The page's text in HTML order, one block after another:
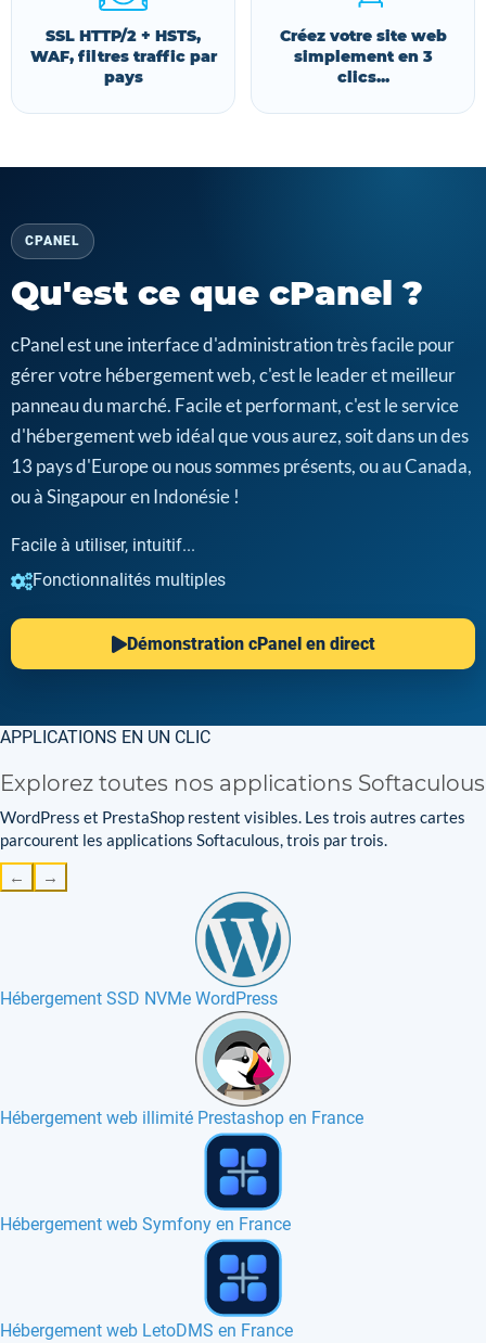
SSL HTTP/2 + HSTS,
WAF, filtres traffic par
pays
Créez votre site web
simplement en 3
clics...
CPANEL
Qu'est ce que cPanel ?
cPanel est une interface d'administration très facile pour
gérer votre hébergement web, c'est le leader et meilleur
panneau du marché. Facile et performant, c'est le service
d'hébergement web idéal que vous aurez, soit dans un des
13 pays d'Europe ou nous sommes présents, ou au Canada,
ou à Singapour en Indonésie !
Facile à utiliser, intuitif...
Fonctionnalités multiples
Démonstration cPanel en direct
APPLICATIONS EN UN CLIC
Explorez toutes nos applications Softaculous
WordPress et PrestaShop restent visibles. Les trois autres cartes
parcourent les applications Softaculous, trois par trois.
← →
Hébergement SSD NVMe WordPress
Hébergement web illimité Prestashop en France
Hébergement web PHP-Nuke en France, Canada
Hébergement web avec plugin Nginx